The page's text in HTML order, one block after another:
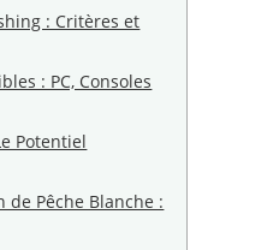
: Critères et
: PC, Consoles
Potentiel
de Pêche Blanche :